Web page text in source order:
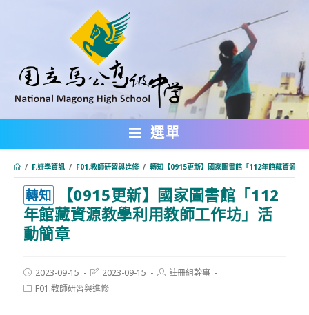
內
選單
/ F.好學資訊 / F01.教師研習與進修 / 轉知【0915更新】國家圖書館「112年館藏資源教
轉知
【0915更新】國家圖書館「112
年館藏資源教學利用教師工作坊」活
動簡章
Post
published:
2023-09-15
Post
last
modified:
2023-09-15
Post註冊組幹事
PostF01.教師研習與進修